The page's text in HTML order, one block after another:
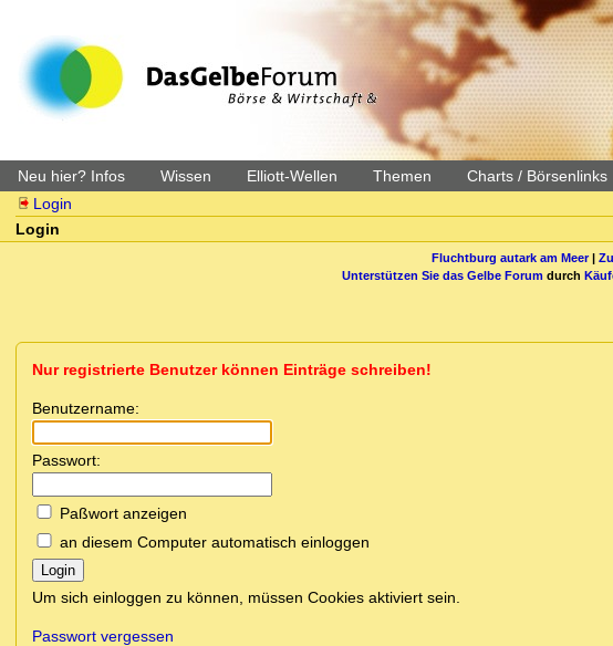
Neu hier? Infos Wissen Elliott-Wellen Themen Charts / Börsenlinks
Login
Login
Fluchtburg autark am Meer|
Unterstützen Sie das Gelbe Forum durch
Nur registrierte Benutzer können Einträge schreiben!
Benutzername:
Passwort:
Paßwort anzeigen
an diesem Computer automatisch einloggen
Login
Um sich einloggen zu können, müssen Cookies aktiviert sein.
Passwort vergessen